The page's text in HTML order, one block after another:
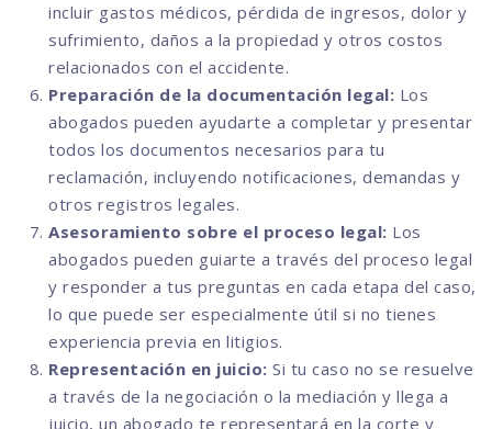
incluir gastos médicos, pérdida de ingresos, dolor y
sufrimiento, daños a la propiedad y otros costos
relacionados con el accidente.
Preparación de la documentación legal: Los
abogados pueden ayudarte a completar y presentar
todos los documentos necesarios para tu
reclamación, incluyendo notificaciones, demandas y
otros registros legales.
Asesoramiento sobre el proceso legal: Los
abogados pueden guiarte a través del proceso legal
y responder a tus preguntas en cada etapa del caso,
lo que puede ser especialmente útil si no tienes
experiencia previa en litigios.
Representación en juicio: Si tu caso no se resuelve
a través de la negociación o la mediación y llega a
juicio, un abogado te representará en la corte y